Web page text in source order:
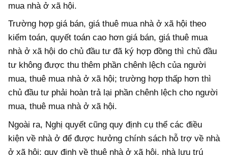
mua nhà ở xã hội.
Trường hợp giá bán, giá thuê mua nhà ở xã hội theo
kiểm toán, quyết toán cao hơn giá bán, giá thuê mua
nhà ở xã hội do chủ đầu tư đã ký hợp đồng thì chủ đầu
tư không được thu thêm phần chênh lệch của người
mua, thuê mua nhà ở xã hội; trường hợp thấp hơn thì
chủ đầu tư phải hoàn trả lại phần chênh lệch cho người
mua, thuê mua nhà ở xã hội.
Ngoài ra, Nghị quyết cũng quy định cụ thể các điều
kiện về nhà ở để được hưởng chính sách hỗ trợ về nhà
ở xã hội; quy định về thuê nhà ở xã hội, nhà lưu trú